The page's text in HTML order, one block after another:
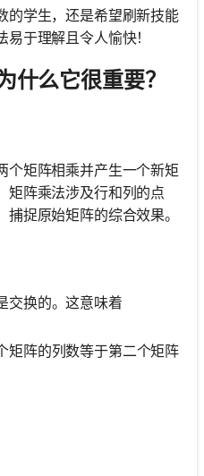
的学生，还是希望刷新技能
于理解且令人愉快！
什么它很重要？
个矩阵相乘并产生一个新矩
矩阵乘法涉及行和列的点
捉原始矩阵的综合效果。
交换的。这意味着
矩阵的列数等于第二个矩阵